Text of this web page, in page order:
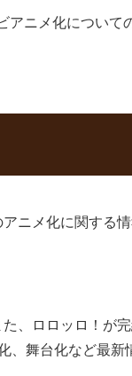
ニメ化について
ニメ化に関する
、ロロッロ！が
舞台化など最新